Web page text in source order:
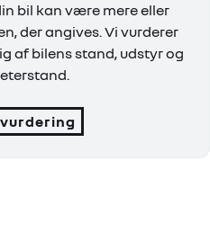
bil kan være mere eller
der angives. Vi vurderer
af bilens stand, udstyr og